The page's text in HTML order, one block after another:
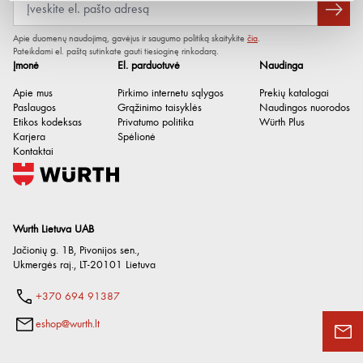
Skalbimo temperatūra 30°C
Priežiūros instrukcija
Nebalinti, Lyginti žemoje
temperatūroje, Nevalyti
sausuoju būdu
Wurth Lietuva UAB
Jačionių g. 1B, Pivonijos sen.,
Ukmergės raj., LT-20101 Lietuva
+370 694 91387
eshop@wurth.lt
Įmonė
Apie mus
Paslaugos
Etikos kodeksas
Karjera
Kontaktai
El. parduotuvė
Pirkimo internetu sąlygos
Grąžinimo taisyklės
Privatumo politika
Spėlionė
Naudinga
Prekių katalogai
Naudingos nuorodos
Würth Plus
Apie duomenų naudojimą, gavėjus ir saugumo politiką skaitykite čia.
Pateikdami el. paštą sutinkate gauti tiesioginę rinkodarą.